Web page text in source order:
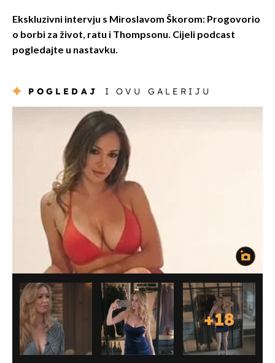
Ekskluzivni intervju s Miroslavom Škorom: Progovorio
o borbi za život, ratu i Thompsonu. Cijeli podcast
pogledajte u nastavku.
POGLEDAJ I OVU GALERIJU
+18